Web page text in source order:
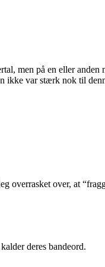
men på en eller anden
ikke var stærk nok til
overrasket over, at
deres bandeord.